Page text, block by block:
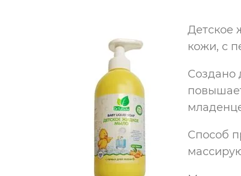
Детское
кожи, с
Создано
Способ